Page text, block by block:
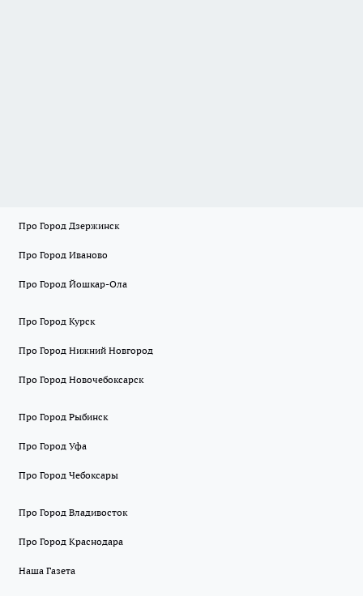
Про Город Дзержинск
Про Город Иваново
Про Город Йошкар-Ола
Про Город Курск
Про Город Нижний Новгород
Про Город Новочебоксарск
Про Город Рыбинск
Про Город Уфа
Про Город Чебоксары
Про Город Владивосток
Про Город Краснодара
Наша Газета